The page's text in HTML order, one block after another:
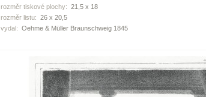
rozměr tiskové plochy: 21,5 x 18
rozměr listu: 26 x 20,5
vydal: Oehme & Müller Braunschweig 1845